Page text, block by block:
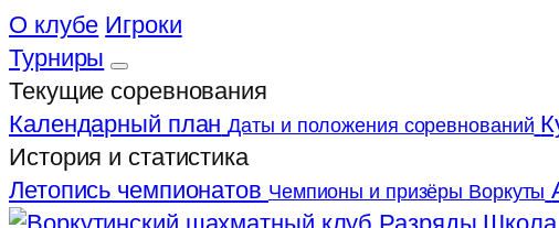
О клубе Игроки
Турниры
Текущие соревнования
Календарный план Даты и положения соревнований
История и статистика
Летопись чемпионатов Чемпионы и призёры Воркуты